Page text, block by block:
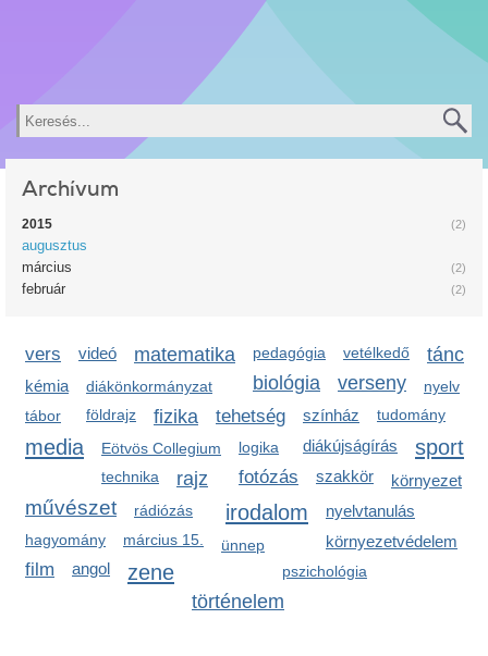
Keresés
Archívum
(2)
2015
augusztus
(2)
március
(2)
február
vers videó matematika pedagógia vetélkedő
biológia verseny
kémia
diákönkormányzat
földrajz
fizika tehetség színház tudomány
media
tánc
diákújságírás
Eötvös Collegium
fotózás
nyelv
sport
szakkör
tábor
technika környezet
rajz
művészet irodalom
rádiózás nyelvtanulás
hagyomány
logika
március 15. környezetvédelem
ünnep
film angol pszichológia
zene
történelem